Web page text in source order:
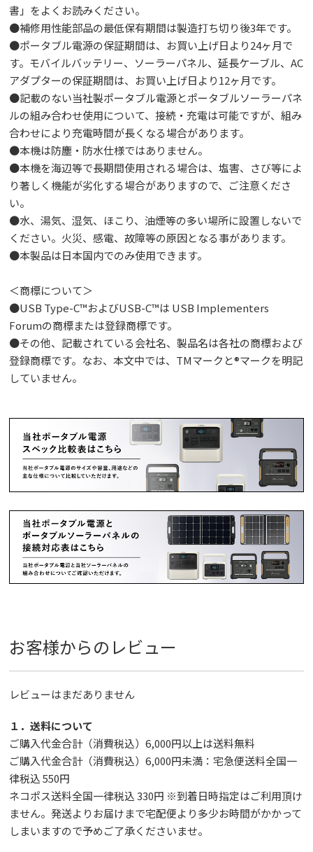
書」をよくお読みください。
●補修用性能部品の最低保有期間は製造打ち切り後3年です。
●ポータブル電源の保証期間は、お買い上げ日より24ヶ月で
す。モバイルバッテリー、ソーラーパネル、延長ケーブル、AC
アダプターの保証期間は、お買い上げ日より12ヶ月です。
●記載のない当社製ポータブル電源とポータブルソーラーパネ
ルの組み合わせ使用について、接続・充電は可能ですが、組み
合わせにより充電時間が長くなる場合があります。
●本機は防塵・防水仕様ではありません。
●本機を海辺等で長期間使用される場合は、塩害、さび等によ
り著しく機能が劣化する場合がありますので、ご注意くださ
い。
●水、湯気、湿気、ほこり、油煙等の多い場所に設置しないで
ください。火災、感電、故障等の原因となる事があります。
●本製品は日本国内でのみ使用できます。
＜商標について＞
●USB Type-C™およびUSB-C™は USB Implementers
Forumの商標または登録商標です。
●その他、記載されている会社名、製品名は各社の商標および
登録商標です。なお、本文中では、TMマークと®マークを明記
していません。
お客様からのレビュー
レビューはまだありません
１．送料について
ご購入代金合計（消費税込）6,000円以上は送料無料
ご購入代金合計（消費税込）6,000円未満：宅急便送料全国一
律税込 550円
ネコポス送料全国一律税込 330円 ※到着日時指定はご利用頂け
ません。発送よりお届けまで宅配便より多少お時間がかかって
しまいますので予めご了承くださいませ。